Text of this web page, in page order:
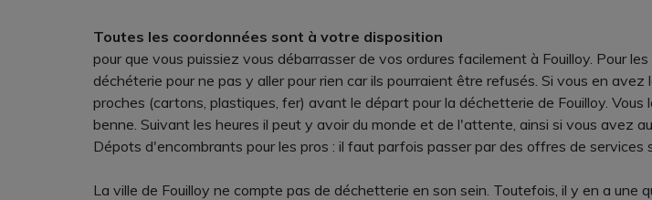
Toutes les coordonnées sont à votre disposition
pour que vous puissiez vous débarrasser de vos ordures facilement à Fouilloy. Pour
déchéterie pour ne pas y aller pour rien car ils pourraient être refusés. Si vous en
proches (cartons, plastiques, fer) avant le départ pour la déchetterie de Fouilloy.
benne. Suivant les heures il peut y avoir du monde et de l'attente, ainsi si vous avez
Dépots d'encombrants pour les pros : il faut parfois passer par des offres de
La ville de Fouilloy ne compte pas de déchetterie en son sein. Toutefois, il y en a